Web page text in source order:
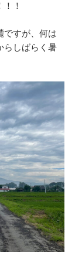
！
ですが、何は
らしばらく暑